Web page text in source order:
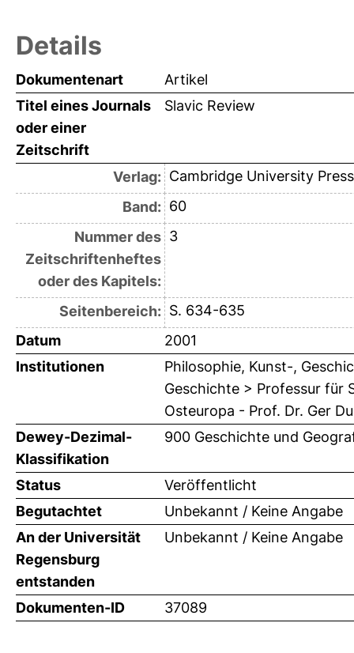
Details
Dokumentenart
Artikel
Titel eines Journals
oder einer
Zeitschrift
Slavic Review
Verlag: Cambridge University Press
Band: 60
Nummer des
Zeitschriftenheftes
oder des Kapitels:
3
Seitenbereich: S. 634-635
Datum
2001
Institutionen
Philosophie, Kunst-,
Geschichte > Professur für
Osteuropa - Prof. Dr. Ger
Dewey-Dezimal-
Klassifikation
900 Geschichte und
Status
Veröffentlicht
Begutachtet
Unbekannt / Keine Angabe
An der Universität
Regensburg
entstanden
Unbekannt / Keine Angabe
Dokumenten-ID 37089